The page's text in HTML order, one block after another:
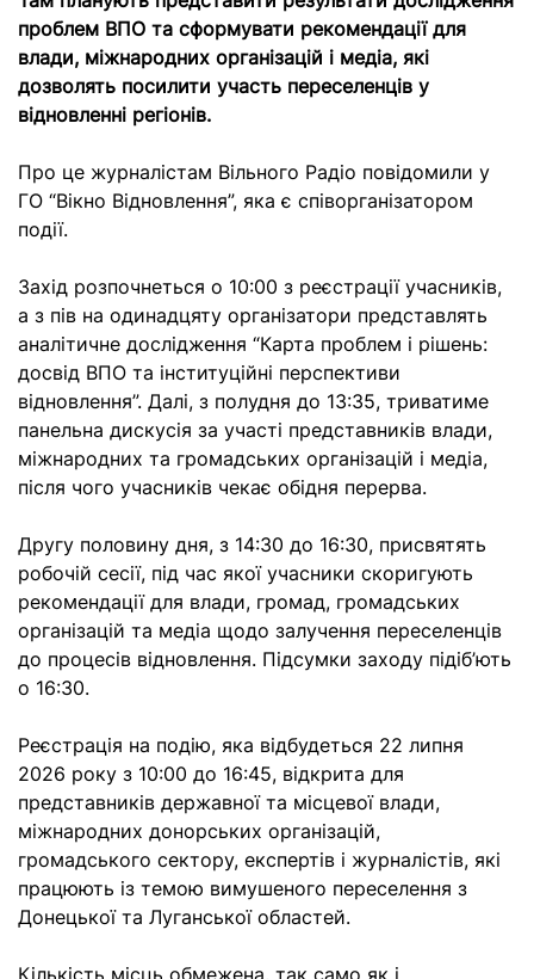
проблем ВПО та сформувати рекомендації для
влади, міжнародних організацій і медіа, які
дозволять посилити участь переселенців у
відновленні регіонів.
Про це журналістам Вільного Радіо повідомили у
ГО “Вікно Відновлення”, яка є співорганізатором
події.
Захід розпочнеться о 10:00 з реєстрації учасників,
а з пів на одинадцяту організатори представлять
аналітичне дослідження “Карта проблем і рішень:
досвід ВПО та інституційні перспективи
відновлення”. Далі, з полудня до 13:35, триватиме
панельна дискусія за участі представників влади,
міжнародних та громадських організацій і медіа,
після чого учасників чекає обідня перерва.
Другу половину дня, з 14:30 до 16:30, присвятять
робочій сесії, під час якої учасники скоригують
рекомендації для влади, громад, громадських
організацій та медіа щодо залучення переселенців
до процесів відновлення. Підсумки заходу підіб’ють
о 16:30.
Реєстрація на подію, яка відбудеться 22 липня
2026 року з 10:00 до 16:45, відкрита для
представників державної та місцевої влади,
міжнародних донорських організацій,
громадського сектору, експертів і журналістів, які
працюють із темою вимушеного переселення з
Донецької та Луганської областей.
Кількість місць обмежена, так само як і